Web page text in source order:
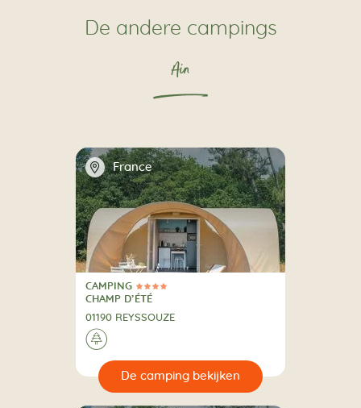
De andere campings
Ain
📍 France
4 Sterren
CAMPING
CAMPING
CHAMP D’ÉTÉ
01190 REYSSOUZE
🌲